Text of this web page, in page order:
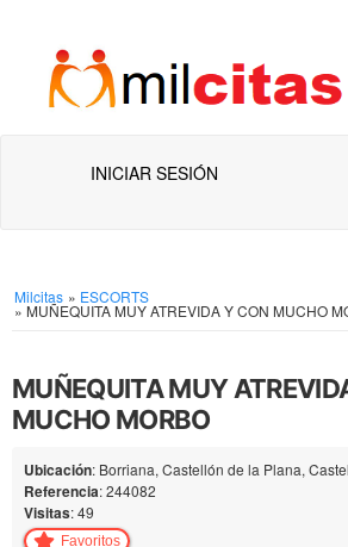
INICIAR SESIÓN
Milcitas » ESCORTS
» MUÑEQUITA MUY ATREVIDA Y CON MUCHO
MUÑEQUITA MUY
MUCHO MORBO
Ubicación: Borriana, Castellón de la Plana,
Referencia: 244082
Visitas: 49
Favoritos